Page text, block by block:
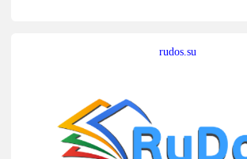
rudos.su